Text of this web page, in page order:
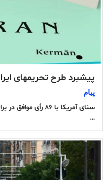
پیشبرد طرح تحریمهای
پیام
…